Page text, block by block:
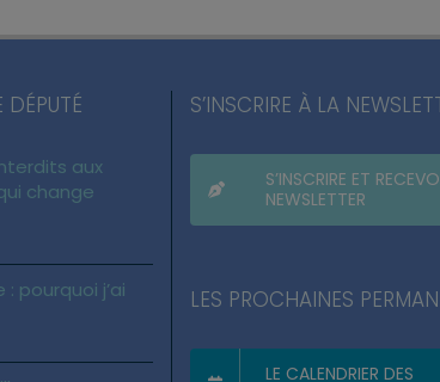
aux
change
: pourquoi j’ai
S’INSCRIRE À LA
S’INSCRIRE ET
NEWSLETTER
LES PROCHAINES
LE CALENDRIER DES